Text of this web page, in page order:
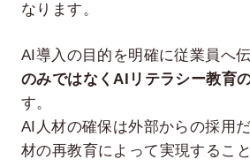
なります。
AI導入の目的を明確に従業員へ伝
のみではなくAIリテラシー教育
す。
AI人材の確保は外部からの採用
材の再教育によって実現するこ